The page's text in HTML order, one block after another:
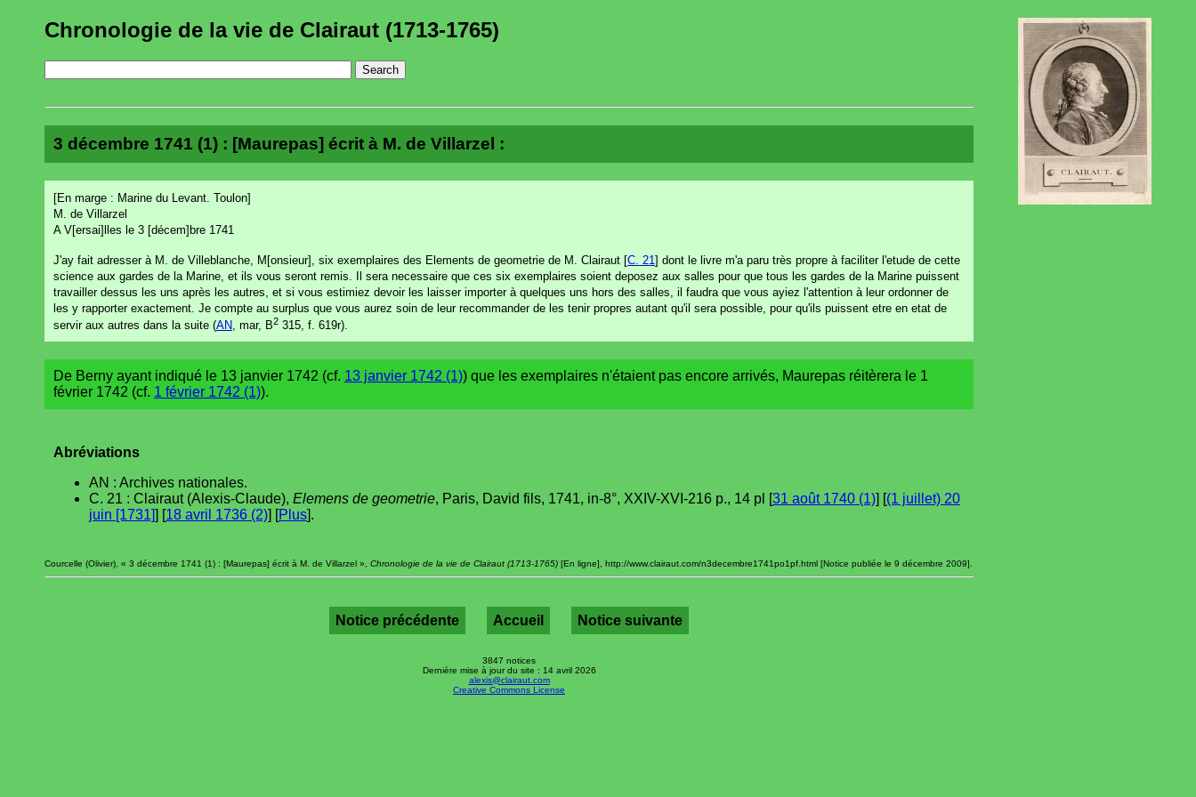
Chronologie de la vie de Clairaut (1713-1765)
3 décembre 1741 (1) : [Maurepas] écrit à M. de Villarzel :
[En marge : Marine du Levant. Toulon]
M. de Villarzel
A V[ersai]lles le 3 [décem]bre 1741
J'ay fait adresser à M. de Villeblanche, M[onsieur], six exemplaires des Elements de geometrie de M. Clairaut [C. 21 ] dont le livre m'a paru très propre à faciliter l'etude de cette
science aux gardes de la Marine, et ils vous seront remis. Il sera necessaire que ces six exemplaires soient deposez aux salles pour que tous les gardes de la Marine puissent
travailler dessus les uns après les autres, et si vous estimiez devoir les laisser importer à quelques uns hors des salles, il faudra que vous ayiez l'attention à leur ordonner de
les y rapporter exactement. Je compte au surplus que vous aurez soin de leur recommander de les tenir propres autant qu'il sera possible, pour qu'ils puissent etre en etat de
servir aux autres dans la suite (AN, mar, B2 315, f. 619r).
De Berny ayant indiqué le 13 janvier 1742 (cf. 13 janvier 1742 (1)) que les exemplaires n'étaient pas encore arrivés, Maurepas réitèrera le 1
février 1742 (cf. 1 février 1742 (1)).
Abréviations
AN : Archives nationales.
C. 21 : Clairaut (Alexis-Claude), Elemens de geometrie, Paris, David fils, 1741, in-8°, XXIV-XVI-216 p., 14 pl [31 août 1740 (1)] [(1 juillet) 20
juin [1731]] [18 avril 1736 (2)] [Plus].
Courcelle (Olivier), « 3 décembre 1741 (1) : [Maurepas] écrit à M. de Villarzel », Chronologie de la vie de Clairaut (1713-1765) [En ligne], http://www.clairaut.com/n3decembre1741po1pf.html [Notice publiée le 9 décembre 2009].
Notice précédente Accueil Notice suivante
3847 notices
Dernière mise à jour du site : 14 avril 2026
alexis@clairaut.com
Creative Commons License